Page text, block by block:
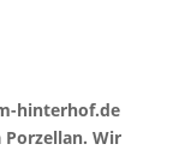
hinterhof.de
Wir